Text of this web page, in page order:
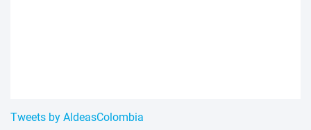
Tweets by AldeasColombia